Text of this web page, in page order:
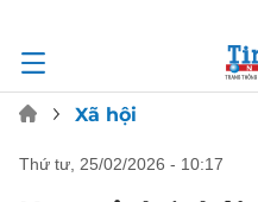
Xã hội
thứ tư, 25/02/2026 - 10:17